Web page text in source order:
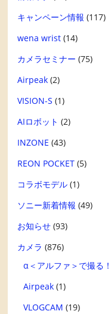
キャンペーン情報 (117)
wena wrist (14)
カメラセミナー (75)
Airpeak (2)
VISION-S (1)
AIロボット (2)
INZONE (43)
REON POCKET (5)
コラボモデル (1)
ソニー新着情報 (49)
お知らせ (93)
カメラ (876)
α＜アルファ＞で撮る！
Airpeak (1)
VLOGCAM (19)